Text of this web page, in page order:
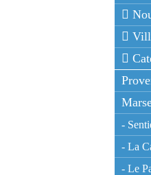
-
- La
- Le